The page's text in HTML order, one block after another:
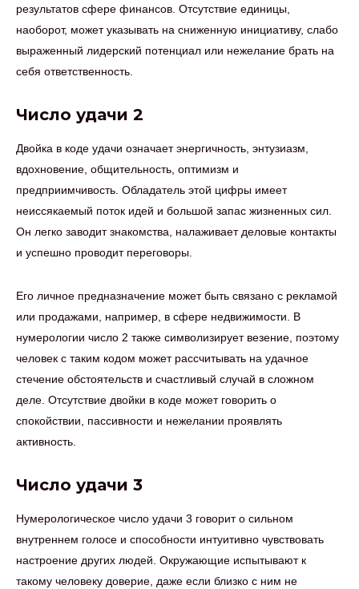
результатов сфере финансов. Отсутствие единицы,
наоборот, может указывать на сниженную инициативу, слабо
выраженный лидерский потенциал или нежелание брать на
себя ответственность.
Число удачи 2
Двойка в коде удачи означает энергичность, энтузиазм,
вдохновение, общительность, оптимизм и
предприимчивость. Обладатель этой цифры имеет
неиссякаемый поток идей и большой запас жизненных сил.
Он легко заводит знакомства, налаживает деловые контакты
и успешно проводит переговоры.
Его личное предназначение может быть связано с рекламой
или продажами, например, в сфере недвижимости. В
нумерологии число 2 также символизирует везение, поэтому
человек с таким кодом может рассчитывать на удачное
стечение обстоятельств и счастливый случай в сложном
деле. Отсутствие двойки в коде может говорить о
спокойствии, пассивности и нежелании проявлять
активность.
Число удачи 3
Нумерологическое число удачи 3 говорит о сильном
внутреннем голосе и способности интуитивно чувствовать
настроение других людей. Окружающие испытывают к
такому человеку доверие, даже если близко с ним не